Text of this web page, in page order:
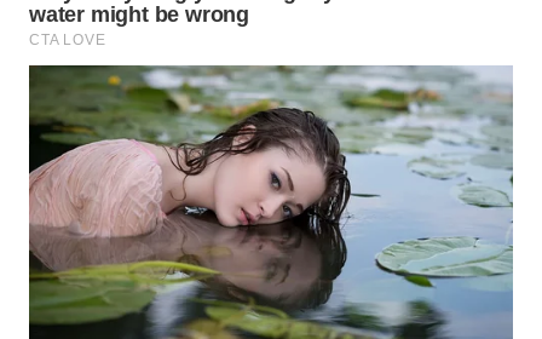
WN
LIKUPANG
WN
LABUANBAJO
WN
BORNEO
Wahana
Media